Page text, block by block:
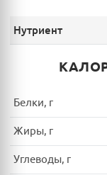
Нутриент
Белки, г
Жиры, г
Углеводы, г